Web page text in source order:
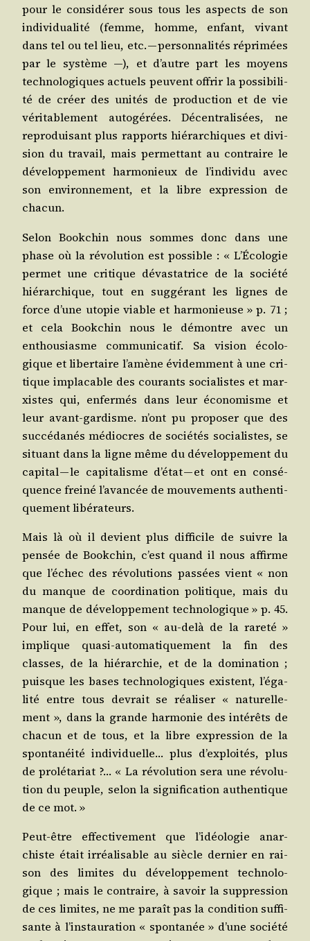
pour le consi­dé­rer sous tous les aspects de son
indi­vi­dua­li­té (femme, homme, enfant, vivant
dans tel ou tel lieu, etc. — per­son­na­li­tés répri­mées
par le sys­tème —), et d’autre part les moyens
tech­no­lo­giques actuels peuvent offrir la pos­si­bi­li­
té de créer des uni­tés de pro­duc­tion et de vie
véri­ta­ble­ment auto­gé­rées. Décen­tra­li­sées, ne
repro­dui­sant plus rap­ports hié­rar­chiques et divi­
sion du tra­vail, mais per­met­tant au contraire le
déve­lop­pe­ment har­mo­nieux de l’in­di­vi­du avec
son envi­ron­ne­ment, et la libre expres­sion de
chacun.
Selon Book­chin nous sommes donc dans une
phase où la révo­lu­tion est pos­sible : « L’É­co­lo­gie
per­met une cri­tique dévas­ta­trice de la socié­té
hié­rar­chique, tout en sug­gé­rant les lignes de
force d’une uto­pie viable et har­mo­nieuse » p. 71 ;
et cela Book­chin nous le démontre avec un
enthou­siasme com­mu­ni­ca­tif. Sa vision éco­lo­
gique et liber­taire l’a­mène évi­dem­ment à une cri­
tique impla­cable des cou­rants socia­listes et mar­
xistes qui, enfer­més dans leur éco­no­misme et
leur avant-gar­disme. n’ont pu pro­po­ser que des
suc­cé­da­nés médiocres de socié­tés socia­listes, se
situant dans la ligne même du déve­lop­pe­ment du
capi­tal — le capi­ta­lisme d’é­tat — et ont en consé­
quence frei­né l’a­van­cée de mou­ve­ments authen­ti­
que­ment libérateurs.
Mais là où il devient plus dif­fi­cile de suivre la
pen­sée de Book­chin, c’est quand il nous affirme
que l’é­chec des révo­lu­tions pas­sées vient « non
du manque de coor­di­na­tion poli­tique, mais du
manque de déve­lop­pe­ment tech­no­lo­gique » p. 45.
Pour lui, en effet, son « au-delà de la rare­té »
implique qua­si-auto­ma­ti­que­ment la fin des
classes, de la hié­rar­chie, et de la domi­na­tion ;
puisque les bases tech­no­lo­giques existent, l’é­ga­
li­té entre tous devrait se réa­li­ser « natu­rel­le­
ment », dans la grande har­mo­nie des inté­rêts de
cha­cun et de tous, et la libre expres­sion de la
spon­ta­néi­té indi­vi­duelle… plus d’ex­ploi­tés, plus
de pro­lé­ta­riat ?… « La révo­lu­tion sera une révo­lu­
tion du peuple, selon la signi­fi­ca­tion authen­tique
de ce mot. »
Peut-être effec­ti­ve­ment que l’i­déo­lo­gie anar­
chiste était irréa­li­sable au siècle der­nier en rai­
son des limites du déve­lop­pe­ment tech­no­lo­
gique ; mais le contraire, à savoir la sup­pres­sion
de ces limites, ne me paraît pas la condi­tion suf­fi­
sante à l’ins­tau­ra­tion « spon­ta­née » d’une socié­té